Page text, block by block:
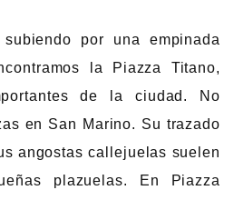
por una empinada
la Piazza Titano,
de la ciudad. No
en San Marino. Su trazado
angostas callejuelas suelen
plazuelas. En Piazza